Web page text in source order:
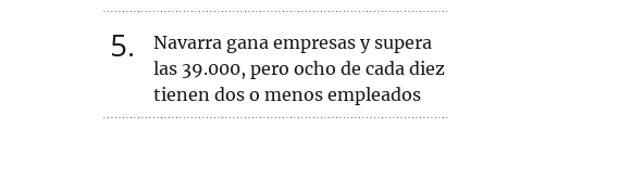
5
Navarra gana empresas y supera
las 39.000, pero ocho de cada diez
tienen dos o menos empleados